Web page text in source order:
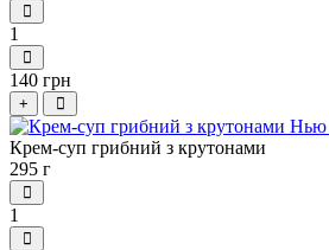
1
140 грн
+
Крем-суп грибний з крутонами
295 г
1